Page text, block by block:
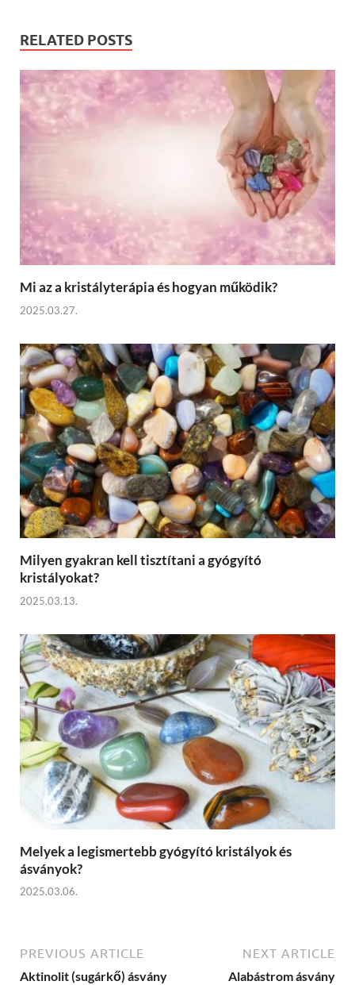
RELATED POSTS
Mi az a kristályterápia és hogyan működik?
2025.03.27.
Milyen gyakran kell tisztítani a gyógyító
kristályokat?
2025.03.13.
Melyek a legismertebb gyógyító kristályok és
ásványok?
2025.03.06.
PREVIOUS ARTICLE
Aktinolit (sugárkő) ásvány
NEXT ARTICLE
Alabástrom ásvány